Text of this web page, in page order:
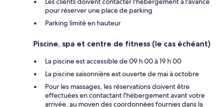
pour réserver une place de parking
Parking limité en hauteur
Piscine, spa et centre de fitness (le cas échéant)
La piscine est accessible de 09 h 00 à 19 h 00
La piscine saisonnière est ouverte de mai à octobre
Pour les massages, les réservations doivent être
effectuées en contactant l'hébergement avant votre
arrivée, au moyen des coordonnées fournies dans la